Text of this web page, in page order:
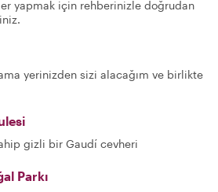
yapmak için rehberinizle doğrudan
yerinizden sizi alacağım ve birlikte
gizli bir Gaudí cevheri
Parkı